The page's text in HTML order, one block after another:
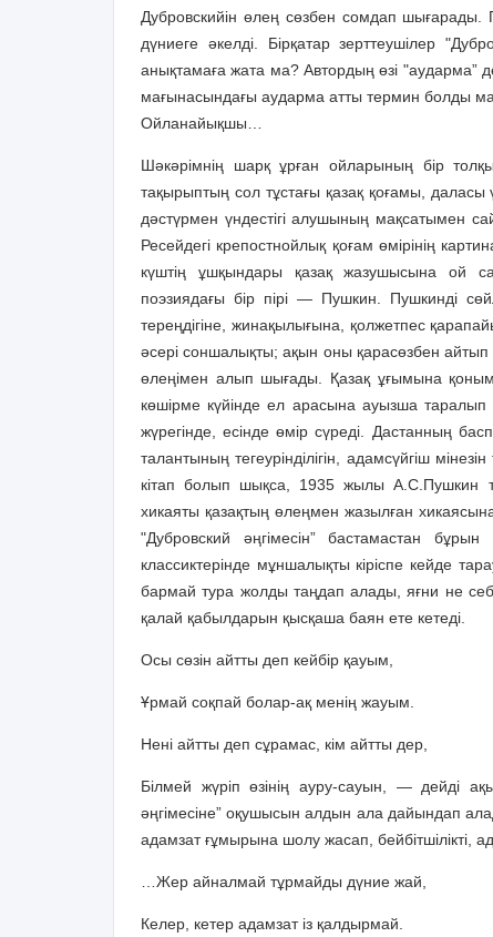
Дубровскийін өлең сөзбен сомдап шығарады.
дүниеге әкелді. Бірқатар зерттеу­шілер
анықтамаға жата ма? Автордың өзі "аударма”
мағынасындағы аударма атты термин болды
Ойланайықшы…
Шәкәрімнің шарқ ұрған ойларының бір
тақырыптың сол тұстағы қазақ қоғамы, даласы
дәстүрмен үндестігі алушының мақсатымен
Ресейдегі крепостнойлық қоғам өмірінің
күштің ұшқындары қазақ жазушысына ой
поэзиядағы бір пірі — Пушкин. Пушкинді
тереңдігіне, жинақылығына, қолжетпес
әсері соншалықты; ақын оны қарасөзбен айтып
өлеңімен алып шығады. Қазақ ұғымына
көшірме күйінде ел арасына ауызша таралып
жүрегінде, есінде өмір сүреді. Дастанның
талантының тегеурінділігін, адамсүйгіш
кітап болып шықса, 1935 жылы А.С.Пушкин
хикаяты қазақтың өлеңмен жазылған
"Дубровский әңгімесін” бастамастан
классиктерінде мұншалықты кіріспе кейде
бармай тура жолды таңдап алады, яғни не
қалай қабылдарын қысқаша баян ете кетеді.
Осы сөзін айтты деп кейбір қауым,
Ұрмай соқпай болар-ақ менің жауым.
Нені айтты деп сұрамас, кім айтты дер,
Білмей жүріп өзінің ауру-сауын, — дейді
әңгімесіне” оқушысын алдын ала дайындап
адамзат ғұмырына шолу жасап, бейбітшілікті,
…Жер айналмай тұрмайды дүние жай,
Келер, кетер адамзат із қалдырмай.